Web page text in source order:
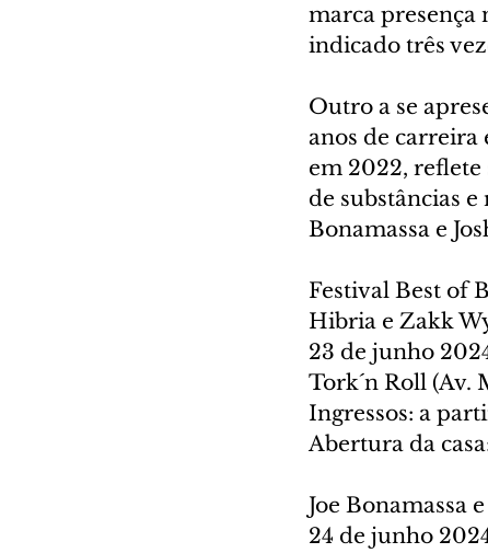
marca presença
indicado três
Outro a se
anos de carreira
em 2022, reflete
de substâncias
Bonamassa e
Festival Best of
Hibria e Zakk
23 de junho
Tork´n Roll (Av.
Ingressos: a
Abertura da
Joe Bonamassa
24 de junho